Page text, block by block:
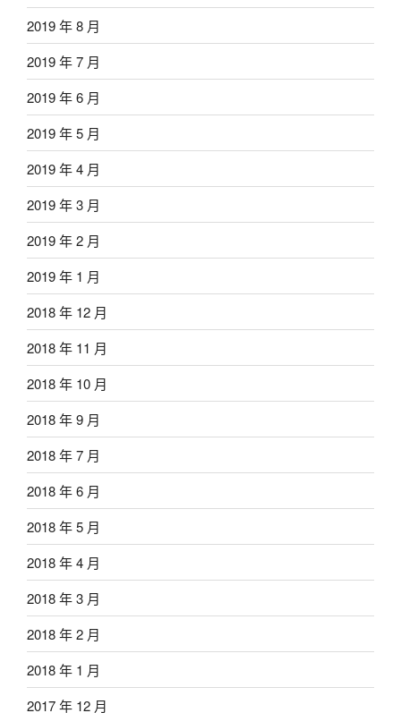
2019 年 8 月
2019 年 7 月
2019 年 6 月
2019 年 5 月
2019 年 4 月
2019 年 3 月
2019 年 2 月
2019 年 1 月
2018 年 12 月
2018 年 11 月
2018 年 10 月
2018 年 9 月
2018 年 7 月
2018 年 6 月
2018 年 5 月
2018 年 4 月
2018 年 3 月
2018 年 2 月
2018 年 1 月
2017 年 12 月